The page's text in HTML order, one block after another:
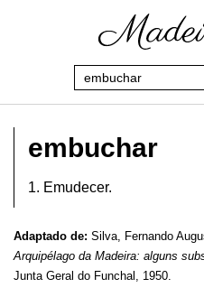
embuchar
1. Emudecer.
Adaptado de: Silva, Fernando
Arquipélago da Madeira: alguns
Junta Geral do Funchal, 1950.